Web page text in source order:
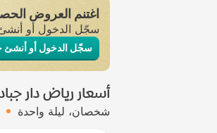
اغتنم العروض
سجّل الدخول أو
سجّل الدخول أو أنشئ
أسعار رياض دار
شخصان ليلة واحدة